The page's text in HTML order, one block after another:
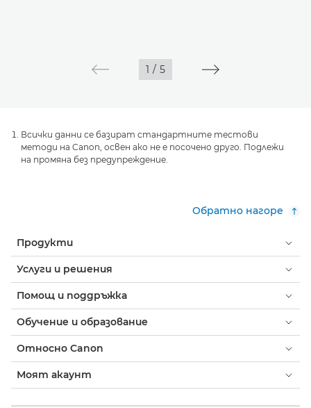
1 / 5
Всички данни се базират стандартните тестови
методи на Canon, освен ако не е посочено друго. Подлежи
на промяна без предупреждение.
Обратно нагоре
Продукти
Услуги и решения
Помощ и поддръжка
Обучение и образование
Относно Canon
Моят акаунт